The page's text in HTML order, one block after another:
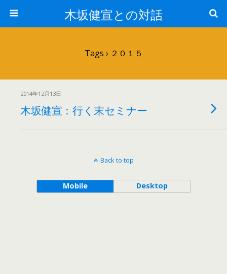
木坂健宣との対話
Tags › ２０１５
2014年12月13日
木坂健宣：行く末セミナー
Back to top
Mobile Desktop